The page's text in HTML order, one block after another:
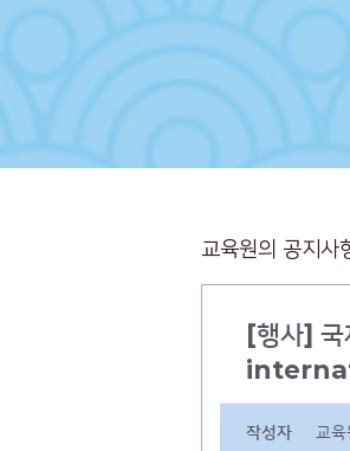
교육원의 공지사
[행사]
작성자 교육